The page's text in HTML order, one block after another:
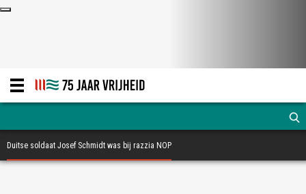
Duitse soldaat Josef Schmidt was bij razzia NOP